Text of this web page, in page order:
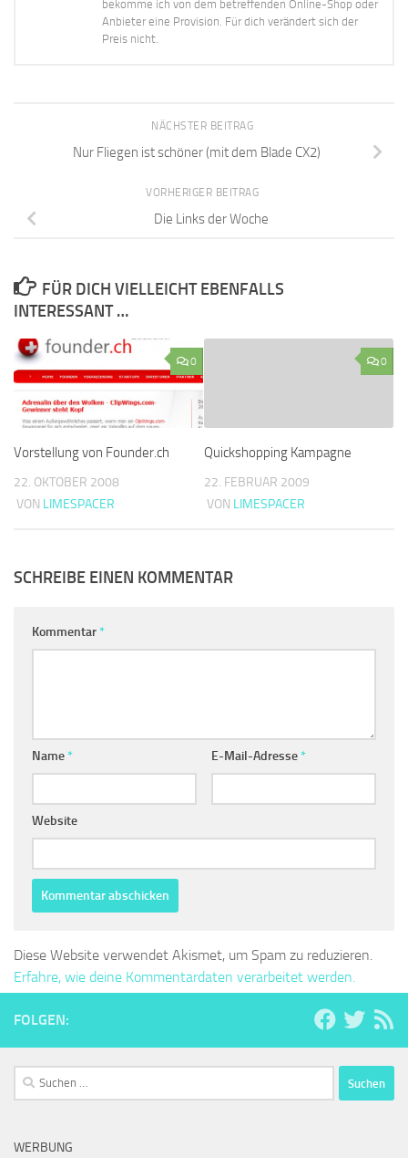
bekomme ich von dem betreffenden Online-Shop oder
Anbieter eine Provision. Für dich verändert sich der
Preis nicht.
NÄCHSTER BEITRAG
Nur Fliegen ist schöner (mit dem Blade CX2)
VORHERIGER BEITRAG
Die Links der Woche
FÜR DICH VIELLEICHT EBENFALLS
INTERESSANT …
0
Vorstellung von Founder.ch
22. OKTOBER 2008
VON LIMESPACER
0
Quickshopping Kampagne
22. FEBRUAR 2009
VON LIMESPACER
SCHREIBE EINEN KOMMENTAR
Kommentar*
Name* E-Mail-Adresse*
Website
Diese Website verwendet Akismet, um Spam zu reduzieren.
Erfahre, wie deine Kommentardaten verarbeitet werden.
FOLGEN:
Suchen
nach:
WERBUNG